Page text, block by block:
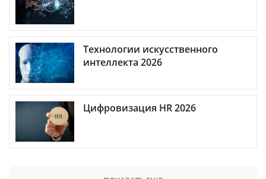
Технологии искусственного
интеллекта 2026
Цифровизация HR 2026